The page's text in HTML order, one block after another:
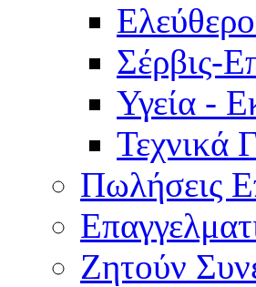
Σέρβις-
Υγεία -
Τεχνικά
Πωλήσεις
Ζητούν